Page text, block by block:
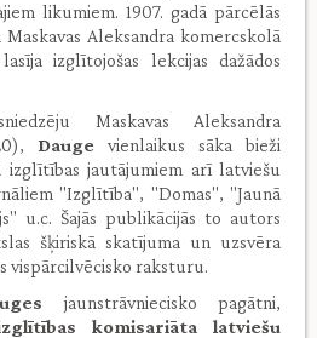
likumiem. 1907. gadā pārcēlās
Aleksandra komercskolā
izglītojošas lekcijas dažādos
Maskavas Aleksandra
Dauge vienlaikus sāka bieži
jautājumiem arī latviešu
"Izglītība", "Domas", "Jaunā
u.c. Šajās publikācijās to autors
šķiriskā skatījuma un uzsvēra
vispārcilvēcisko raksturu.
jaunstrāvniecisko pagātni,
komisariāta latviešu